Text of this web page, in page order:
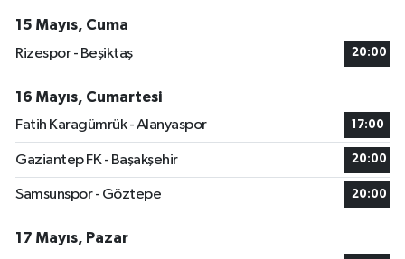
15 Mayıs, Cuma
Rizespor - Beşiktaş
20:00
16 Mayıs, Cumartesi
Fatih Karagümrük - Alanyaspor
17:00
Gaziantep FK - Başakşehir 20:00
Samsunspor - Göztepe 20:00
17 Mayıs, Pazar